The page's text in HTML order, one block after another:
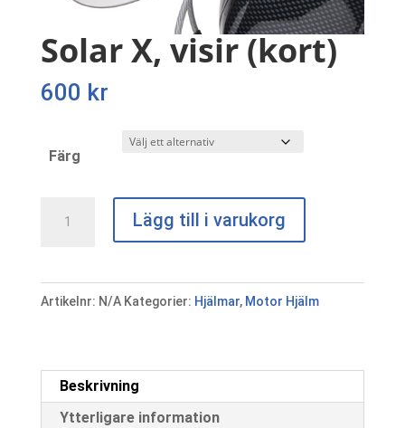
Solar X, visir (kort)
600 kr
Färg
(kort)
mängd
Lägg till i varukorg
Artikelnr: N/A Kategorier: Hjälmar, Motor Hjälm
Beskrivning
Ytterligare information